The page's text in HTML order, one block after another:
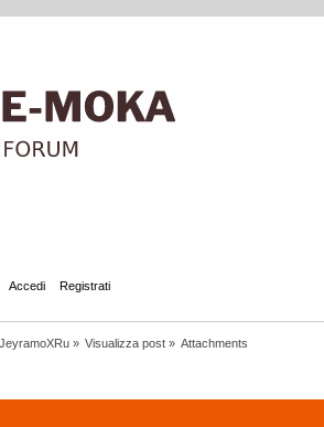
Accedi Registrati
» Visualizza post » Attachments